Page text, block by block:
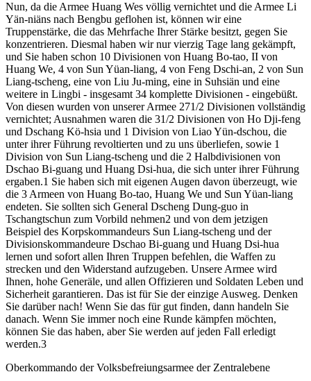
Nun, da die Armee Huang Wes völlig vernichtet und die Armee Li
Yän-niäns nach Bengbu geflohen ist, können wir eine
Truppenstärke, die das Mehrfache Ihrer Stärke besitzt, gegen Sie
konzentrieren. Diesmal haben wir nur vierzig Tage lang gekämpft,
und Sie haben schon 10 Divisionen von Huang Bo-tao, II von
Huang We, 4 von Sun Yüan-liang, 4 von Feng Dschi-an, 2 von Sun
Liang-tscheng, eine von Liu Ju-ming, eine in Suhsiän und eine
weitere in Lingbi - insgesamt 34 komplette Divisionen - eingebüßt.
Von diesen wurden von unserer Armee 271/2 Divisionen vollständig
vernichtet; Ausnahmen waren die 31/2 Divisionen von Ho Dji-feng
und Dschang Kö-hsia und 1 Division von Liao Yün-dschou, die
unter ihrer Führung revoltierten und zu uns überliefen, sowie 1
Division von Sun Liang-tscheng und die 2 Halbdivisionen von
Dschao Bi-guang und Huang Dsi-hua, die sich unter ihrer Führung
ergaben.1 Sie haben sich mit eigenen Augen davon überzeugt, wie
die 3 Armeen von Huang Bo-tao, Huang We und Sun Yüan-liang
endeten. Sie sollten sich General Dscheng Dung-guo in
Tschangtschun zum Vorbild nehmen2 und von dem jetzigen
Beispiel des Korpskommandeurs Sun Liang-tscheng und der
Divisionskommandeure Dschao Bi-guang und Huang Dsi-hua
lernen und sofort allen Ihren Truppen befehlen, die Waffen zu
strecken und den Widerstand aufzugeben. Unsere Armee wird
Ihnen, hohe Generäle, und allen Offizieren und Soldaten Leben und
Sicherheit garantieren. Das ist für Sie der einzige Ausweg. Denken
Sie darüber nach! Wenn Sie das für gut finden, dann handeln Sie
danach. Wenn Sie immer noch eine Runde kämpfen möchten,
können Sie das haben, aber Sie werden auf jeden Fall erledigt
werden.3
Oberkommando der Volksbefreiungsarmee der Zentralebene